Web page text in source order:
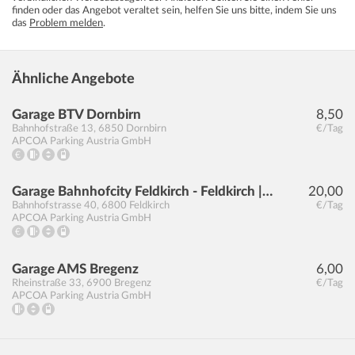
finden oder das Angebot veraltet sein, helfen Sie uns bitte, indem Sie uns
das Problem melden.
Ähnliche Angebote
8,50
€/Tag
Garage BTV Dornbirn
Bahnhofstraße 13, 6850 Dornbirn
APCOA Parking Austria GmbH
20,00
€/Tag
Garage Bahnhofcity Feldkirch - Feldkirch | APCOA
Bahnhofstrasse 40, 6800 Feldkirch
APCOA Parking Austria GmbH
6,00
€/Tag
Garage AMS Bregenz
Rheinstraße 33, 6900 Bregenz
APCOA Parking Austria GmbH